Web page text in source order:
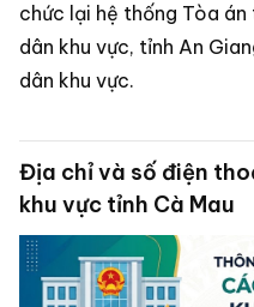
chức lại hệ thống Tòa
dân khu vực, tỉnh An
dân khu vực.
Địa chỉ và số điện
khu vực tỉnh Cà Mau